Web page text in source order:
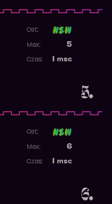
5.
Ost:
5
Max:
msc
Czas:
6.
Ost:
6
Max:
msc
Czas: